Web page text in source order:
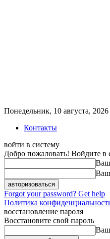
Понедельник, 10 августа, 2026
Контакты
войти в систему
Добро пожаловать! Войдите в
Ваш
Forgot your password? Get help
Политика
восстановление пароля
Восстановите свой пароль
Ваш